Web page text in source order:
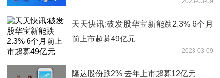
天天快讯:破发股华宝新能跌2.3% 6个月
前上市超募49亿元
2023-03-09
隆达股份跌2% 去年上市超募12亿元